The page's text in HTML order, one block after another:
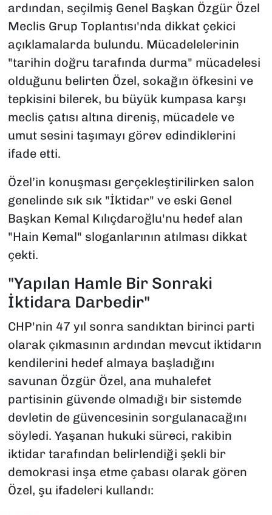
ardından, seçilmiş Genel Başkan Özgür Özel
Meclis Grup Toplantısı'nda dikkat çekici
açıklamalarda bulundu. Mücadelelerinin
"tarihin doğru tarafında durma" mücadelesi
olduğunu belirten Özel, sokağın öfkesini ve
tepkisini bilerek, bu büyük kumpasa karşı
meclis çatısı altına direniş, mücadele ve
umut sesini taşımayı görev edindiklerini
ifade etti.
Özel’in konuşması gerçekleştirilirken salon
genelinde sık sık "İktidar" ve eski Genel
Başkan Kemal Kılıçdaroğlu'nu hedef alan
"Hain Kemal" sloganlarının atılması dikkat
çekti.
"Yapılan Hamle Bir Sonraki
İktidara Darbedir"
CHP'nin 47 yıl sonra sandıktan birinci parti
olarak çıkmasının ardından mevcut iktidarın
kendilerini hedef almaya başladığını
savunan Özgür Özel, ana muhalefet
partisinin güvende olmadığı bir sistemde
devletin de güvencesinin sorgulanacağını
söyledi. Yaşanan hukuki süreci, rakibin
iktidar tarafından belirlendiği şekli bir
demokrasi inşa etme çabası olarak gören
Özel, şu ifadeleri kullandı: